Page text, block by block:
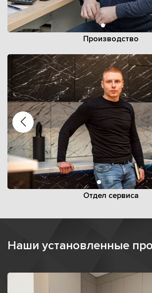
Производство
Отдел сервиса
Наши установленные